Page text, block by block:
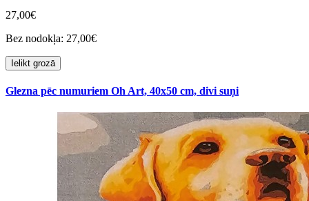
27,00€
Bez nodokļa: 27,00€
Ielikt grozā
Glezna pēc numuriem Oh Art, 40x50 cm, divi suņi